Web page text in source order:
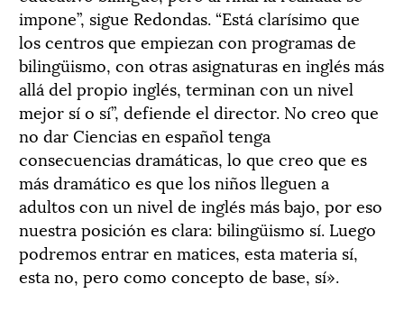
impone”, sigue Redondas. “Está clarísimo que
los centros que empiezan con programas de
bilingüismo, con otras asignaturas en inglés más
allá del propio inglés, terminan con un nivel
mejor sí o sí”, defiende el director. No creo que
no dar Ciencias en español tenga
consecuencias dramáticas, lo que creo que es
más dramático es que los niños lleguen a
adultos con un nivel de inglés más bajo, por eso
nuestra posición es clara: bilingüismo sí. Luego
podremos entrar en matices, esta materia sí,
esta no, pero como concepto de base, sí».